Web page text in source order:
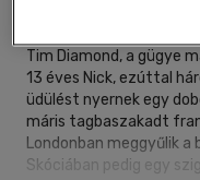
Tim Diamond, a gügye
13 éves Nick, ezúttal
üdülést nyernek egy
máris tagbaszakadt
Londonban meggyűlik a
Skóciában pedig egy